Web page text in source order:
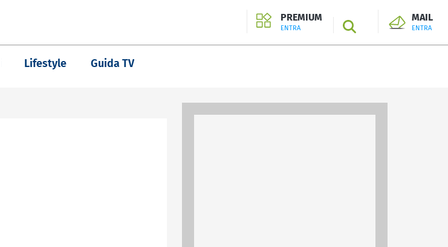
PREMIUM
ENTRA SEARCH
MAIL
ENTRA
Lifestyle Guida TV